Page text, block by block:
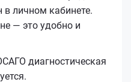
в личном кабинете.
— это удобно и
диагностическая